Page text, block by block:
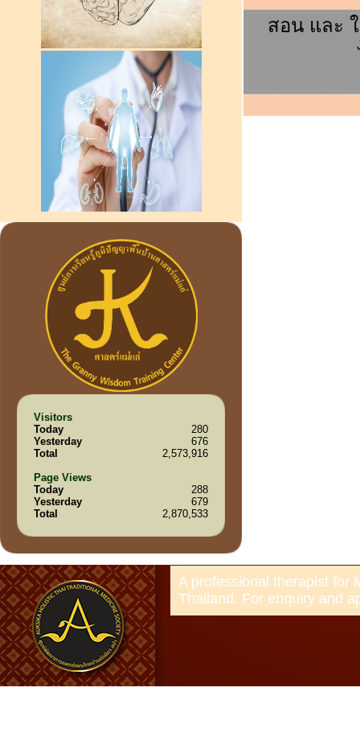
Visitors
Today
280
Yesterday
676
Total
2,573,916
Page Views
Today
288
Yesterday
679
Total
2,870,533
สอน และ
A professional therapist for
Thailand. For enquiry and